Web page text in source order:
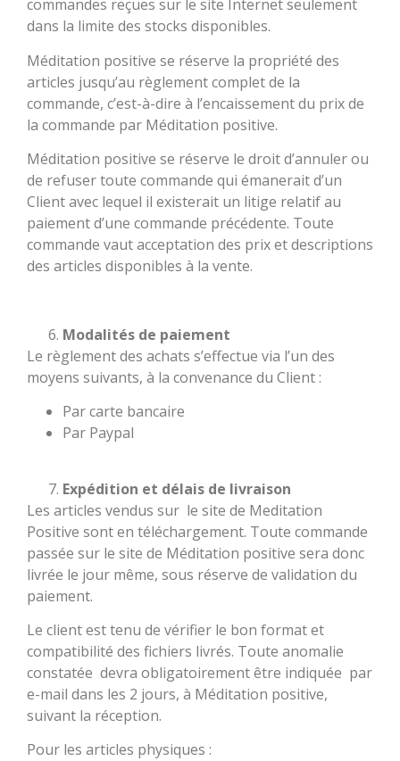
commandes reçues sur le site Internet seulement
dans la limite des stocks disponibles.
Méditation positive se réserve la propriété des
articles jusqu’au règlement complet de la
commande, c’est-à-dire à l’encaissement du prix de
la commande par Méditation positive.
Méditation positive se réserve le droit d’annuler ou
de refuser toute commande qui émanerait d’un
Client avec lequel il existerait un litige relatif au
paiement d’une commande précédente. Toute
commande vaut acceptation des prix et descriptions
des articles disponibles à la vente.
Modalités de paiement
Le règlement des achats s’effectue via l’un des
moyens suivants, à la convenance du Client :
Par carte bancaire
Par Paypal
Expédition et délais de livraison
Les articles vendus sur le site de Meditation
Positive sont en téléchargement. Toute commande
passée sur le site de Méditation positive sera donc
livrée le jour même, sous réserve de validation du
paiement.
Le client est tenu de vérifier le bon format et
compatibilité des fichiers livrés. Toute anomalie
constatée devra obligatoirement être indiquée par
e-mail dans les 2 jours, à Méditation positive,
suivant la réception.
Pour les articles physiques :